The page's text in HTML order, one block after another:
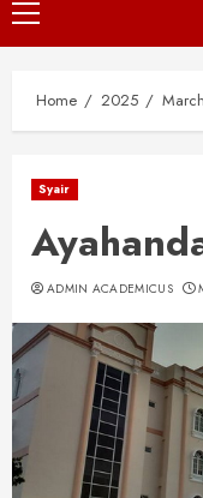
Primary
Menu
Home 2025 March
Syair
ADMIN ACADEMICUS